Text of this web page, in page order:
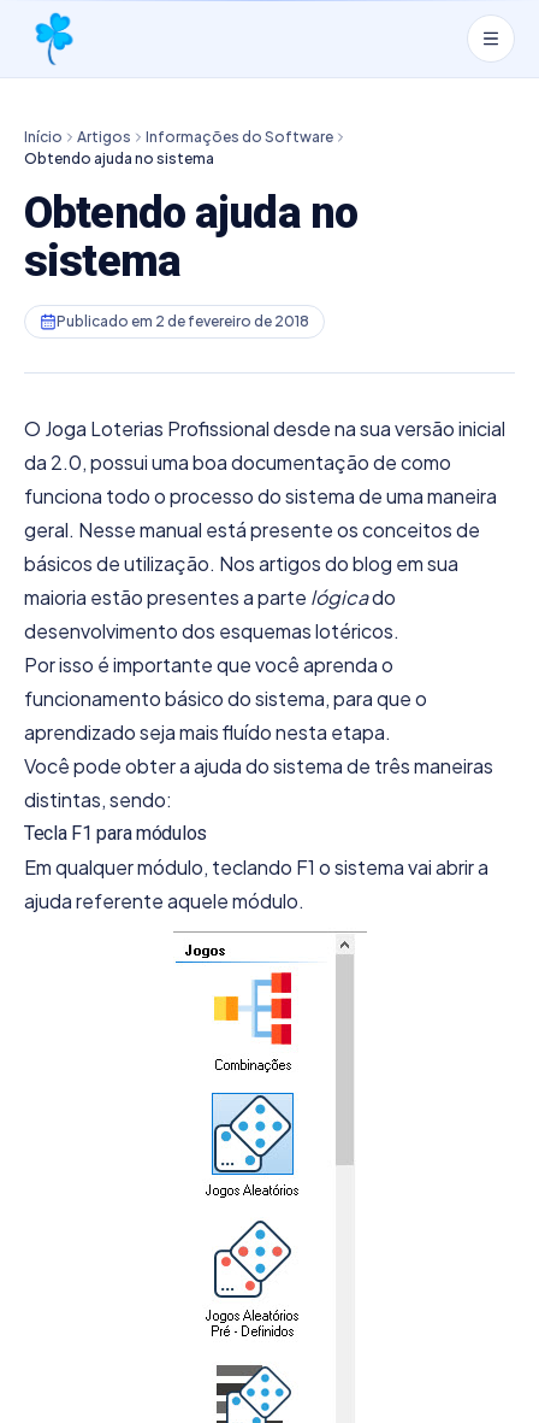
Início Artigos
Informações do Software
Obtendo ajuda no sistema
Obtendo ajuda no
sistema
Publicado em 2 de fevereiro de 2018
O Joga Loterias Profissional desde na sua versão inicial
da 2.0, possui uma boa documentação de como
funciona todo o processo do sistema de uma maneira
geral. Nesse manual está presente os conceitos de
básicos de utilização. Nos artigos do blog em sua
maioria estão presentes a parte lógicado
desenvolvimento dos esquemas lotéricos.
Por isso é importante que você aprenda o
funcionamento básico do sistema, para que o
aprendizado seja mais fluído nesta etapa.
Você pode obter a ajuda do sistema de três maneiras
distintas, sendo:
Tecla F1 para módulos
Em qualquer módulo, teclando F1 o sistema vai abrir a
ajuda referente aquele módulo.